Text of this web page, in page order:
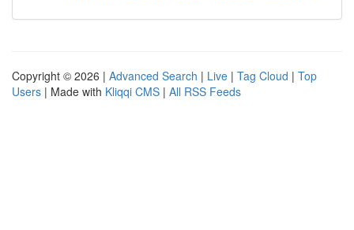
Copyright © 2026 | Advanced Search | Live | Tag Cloud | Top
Users | Made with Kliqqi CMS | All RSS Feeds